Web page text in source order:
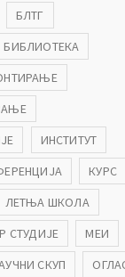
БЛТГ
БИБЛИОТЕКА
ИНСТИТУТ
КУРС
ЛЕТЊА ШКОЛА
СТУДИЈЕ
МЕИ
СКУП